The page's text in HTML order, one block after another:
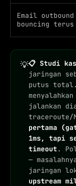
Email outbound
bouncing terus
💡📋 Studi
jaringan
putus
jalankan
traceroute/
pertama
1ms, tapi
timeout .
—
jaringan
upstream